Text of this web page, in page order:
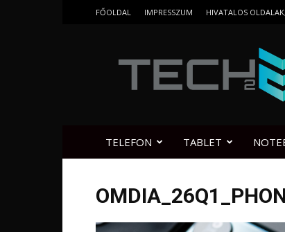
FŐOLDAL IMPRESSZUM HIVATALOS
TELEFON TABLET